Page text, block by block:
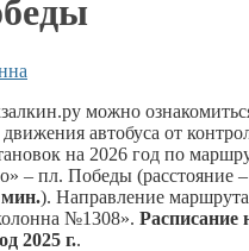
можно
автобуса от
на 2026 год по
– пл. Победы (расстояние –
мин.). Направление
№1308». Расписание
2025 г..